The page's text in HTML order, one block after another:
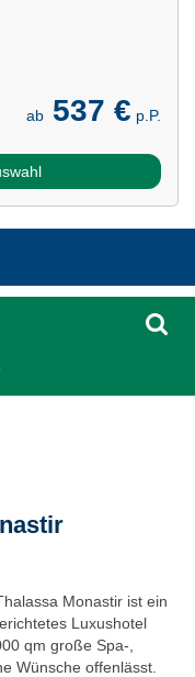
ab 537 € p.P.
Monastir ist ein
Luxushotel
qm große Spa-,
Wünsche offenlässt.